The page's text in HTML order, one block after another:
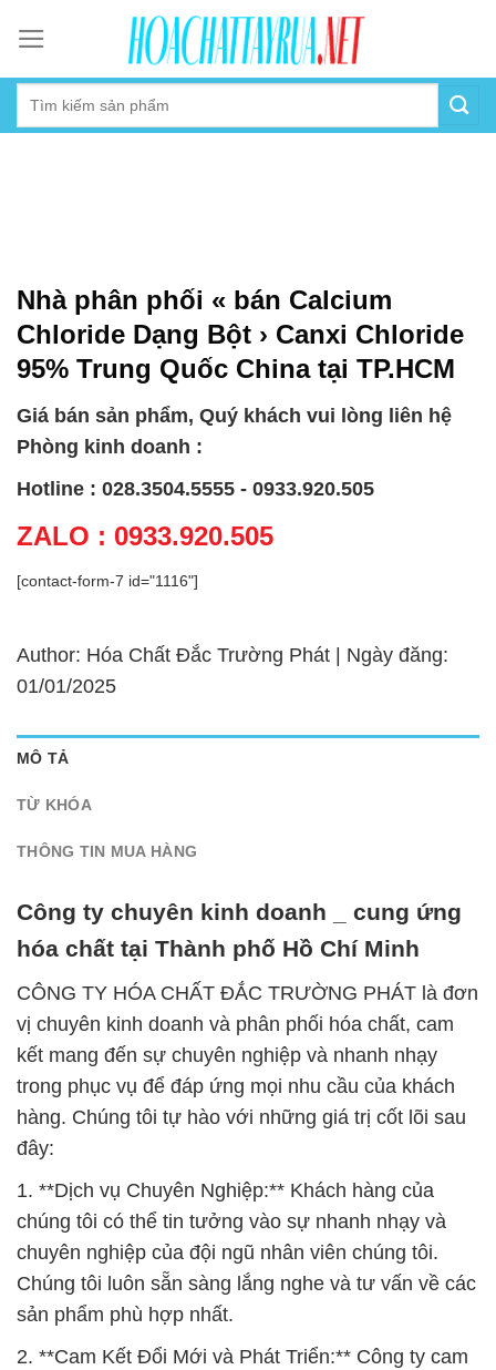
content
Nhà phân phối « bán Calcium
Chloride Dạng Bột › Canxi Chloride
95% Trung Quốc China tại TP.HCM
Giá bán sản phẩm, Quý khách vui lòng liên hệ
Phòng kinh doanh :
Hotline : 028.3504.5555 - 0933.920.505
ZALO : 0933.920.505
[contact-form-7 id="1116"]
Author: Hóa Chất Đắc Trường Phát | Ngày đăng:
01/01/2025
MÔ TẢ
TỪ KHÓA
THÔNG TIN MUA HÀNG
Công ty chuyên kinh doanh _ cung ứng
hóa chất tại Thành phố Hồ Chí Minh
CÔNG TY HÓA CHẤT ĐẮC TRƯỜNG PHÁT là đơn
vị chuyên kinh doanh và phân phối hóa chất, cam
kết mang đến sự chuyên nghiệp và nhanh nhạy
trong phục vụ để đáp ứng mọi nhu cầu của khách
hàng. Chúng tôi tự hào với những giá trị cốt lõi sau
đây:
1. **Dịch vụ Chuyên Nghiệp:** Khách hàng của
chúng tôi có thể tin tưởng vào sự nhanh nhạy và
chuyên nghiệp của đội ngũ nhân viên chúng tôi.
Chúng tôi luôn sẵn sàng lắng nghe và tư vấn về các
sản phẩm phù hợp nhất.
2. **Cam Kết Đổi Mới và Phát Triển:** Công ty cam